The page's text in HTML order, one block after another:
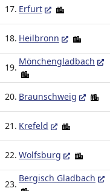
17. Erfurt
18. Heilbronn
19.
Mönchengladbach
20. Braunschweig
21. Krefeld
22. Wolfsburg
23.
Bergisch Gladbach